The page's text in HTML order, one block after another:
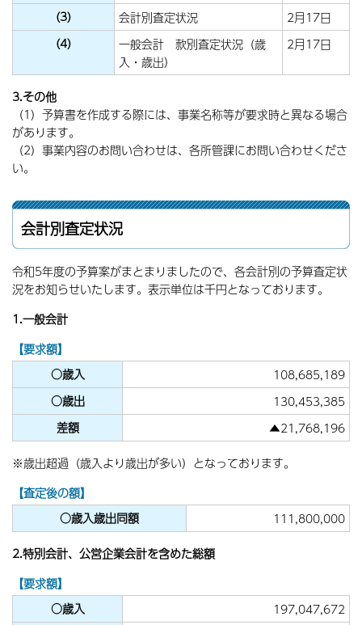
(3) 会計別査定状況
2月17日
(4)
一般会計 款別査定状況（歳
入・歳出）
2月17日
3.その他
（1）予算書を作成する際には、事業名称等が要求時と異なる場合
があります。
（2）事業内容のお問い合わせは、各所管課にお問い合わせくださ
い。
会計別査定状況
令和5年度の予算案がまとまりましたので、各会計別の予算査定状
況をお知らせいたします。表示単位は千円となっております。
1.一般会計
【要求額】
○歳入
108,685,189
○歳出
130,453,385
差額
▲21,768,196
※歳出超過（歳入より歳出が多い）となっております。
【査定後の額】
○歳入歳出同額
111,800,000
2.特別会計、公営企業会計を含めた総額
【要求額】
○歳入
197,047,672